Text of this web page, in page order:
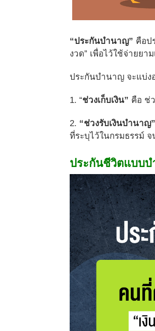
“ประกันบำนาญ” คือป
งวด” เพื่อไว้ใช้จ่ายยา
ประกันบำนาญ จะแบ่ง
1. “ช่วงเก็บเงิน” คือ ช่
2. “ช่วงรับเงินบำนาญ”
ที่ระบุไว้ในกรมธรรม์
ประกันชีวิตแบบบ